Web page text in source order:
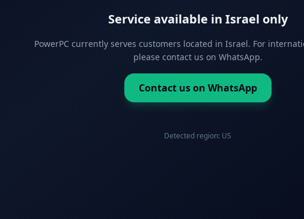
Service available in Israel only
PowerPC currently serves customers located in Israel. For
please contact us on WhatsApp.
Contact us on WhatsApp
Detected region: US